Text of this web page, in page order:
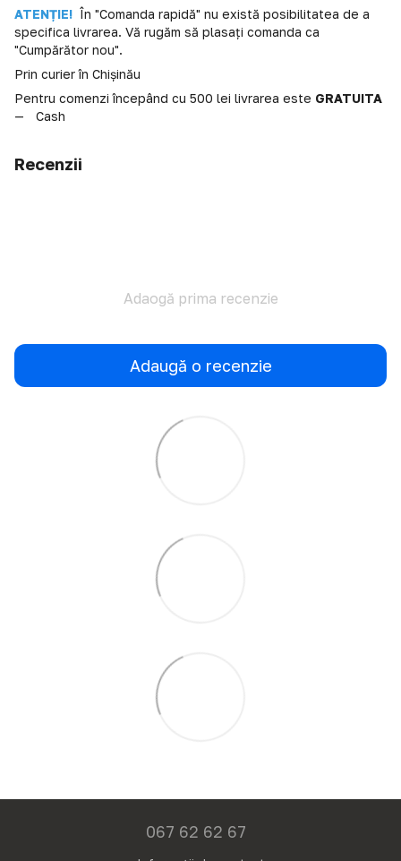
ATENȚIE! În "Comanda rapidă" nu există posibilitatea de a
specifica livrarea. Vă rugăm să plasați comanda ca
"Cumpărător nou".
Prin curier în Chișinău
Pentru comenzi începând cu 500 lei livrarea este GRATUITA
Cash
Recenzii
Adaogă prima recenzie
Adaugă o recenzie
067 62 62 67